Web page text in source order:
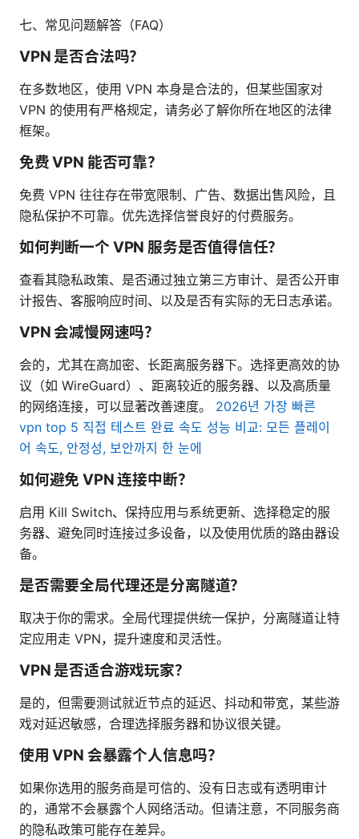
七、常见问题解答（FAQ）
VPN 是否合法吗？
在多数地区，使用 VPN 本身是合法的，但某些国家对
VPN 的使用有严格规定，请务必了解你所在地区的法律
框架。
免费 VPN 能否可靠？
免费 VPN 往往存在带宽限制、广告、数据出售风险，且
隐私保护不可靠。优先选择信誉良好的付费服务。
如何判断一个 VPN 服务是否值得信任？
查看其隐私政策、是否通过独立第三方审计、是否公开审
计报告、客服响应时间、以及是否有实际的无日志承诺。
VPN 会减慢网速吗？
会的，尤其在高加密、长距离服务器下。选择更高效的协
议（如 WireGuard）、距离较近的服务器、以及高质量
的网络连接，可以显著改善速度。 2026년 가장 빠른
vpn top 5 직접 테스트 완료 속도 성능 비교: 모든 플레이
어 속도, 안정성, 보안까지 한 눈에
如何避免 VPN 连接中断？
启用 Kill Switch、保持应用与系统更新、选择稳定的服
务器、避免同时连接过多设备，以及使用优质的路由器设
备。
是否需要全局代理还是分离隧道？
取决于你的需求。全局代理提供统一保护，分离隧道让特
定应用走 VPN，提升速度和灵活性。
VPN 是否适合游戏玩家？
是的，但需要测试就近节点的延迟、抖动和带宽，某些游
戏对延迟敏感，合理选择服务器和协议很关键。
使用 VPN 会暴露个人信息吗？
如果你选用的服务商是可信的、没有日志或有透明审计
的，通常不会暴露个人网络活动。但请注意，不同服务商
的隐私政策可能存在差异。